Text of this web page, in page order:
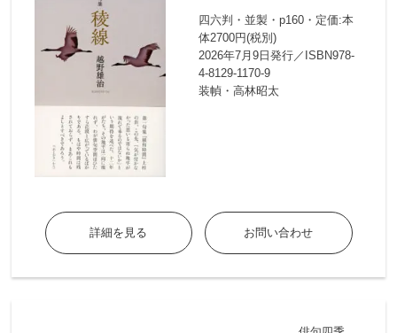
四六判・並製・p160・定価:本
体2700円(税別)
2026年7月9日発行／ISBN978-
4-8129-1170-9
装幀・高林昭太
詳細を見る お問い合わせ